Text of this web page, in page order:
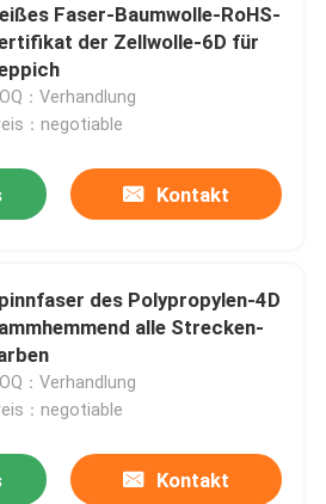
Faser-Baumwolle-RoHS-
der Zellwolle-6D für
：Verhandlung
：negotiable
Kontakt
des Polypropylen-4D
alle Strecken-
：Verhandlung
：negotiable
Kontakt